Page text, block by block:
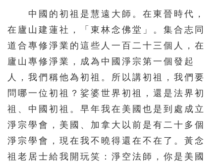
中國的初祖是慧遠大師。在東晉時代，
在廬山建蓮社，「東林念佛堂」。集合志同
道合專修淨業的這些人一百二十三個人，在
廬山專修淨業，成為中國淨宗第一個發起
人，我們稱他為初祖。所以講初祖，我們要
問哪一位初祖？娑婆世界初祖，還是法界初
祖、中國初祖。早年我在美國也是到處成立
淨宗學會，美國、加拿大以前是有二十多個
淨宗學會，現在我不曉得還在不在了。黃念
祖老居士給我開玩笑：淨空法師，你是美國